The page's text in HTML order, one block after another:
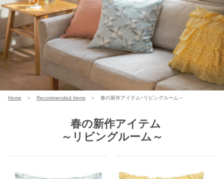
Home ＞ Recommended Items ＞ 春の新作アイテム~リビングルーム～
春の新作アイテム
～リビングルーム～